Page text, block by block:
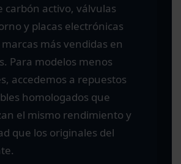
carbón activo, válvulas
y placas electrónicas
más vendidas en
Para modelos menos
accedemos a repuestos
homologados que
el mismo rendimiento y
que los originales del